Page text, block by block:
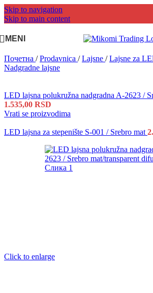
Skip to navigation
Skip to main content
MENI
Почетна / Prodavnica / Lajsne / Lajsne za
Nadgradne lajsne
LED lajsna polukružna nadgradna A-2623 /
1.535,00 RSD
Vrati se proizvodima
LED lajsna za stepenište S-001 / Srebro mat
Click to enlarge